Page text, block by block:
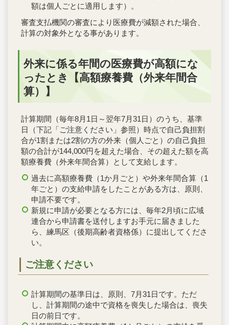
額は個人ごとに適用します）。
審査支払機関の審査により医療費が減額された場合、
計算の対象外となる事があります。
外来に係る年間の医療費が高額にな
ったとき【高額療養費（外来年間合
算）】
計算期間（毎年8月1日～翌年7月31日）のうち、基準
日（下記「ご注意ください」参照）時点で自己負担割
合が1割または2割の方の外来（個人ごと）の自己負担
額の合計が144,000円を超えた場合、その超えた額を高
額療養費（外来年間合算）として支給します。
過去に高額療養費（1か月ごと）や外来年間合算（1
年ごと）の支給申請をしたことがある方は、原則、
申請不要です。
新規に申請が必要となる方には、毎年2月頃に広域
連合から申請書を送付しますお手元に届きました
ら、練馬区（後期高齢者資格係）に提出してくださ
い。
ご注意ください
計算期間の基準日は、原則、7月31日です。ただ
し、計算期間の途中で資格を喪失した場合は、喪失
日の前日です。